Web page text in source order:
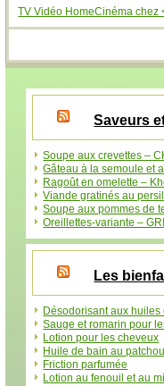
TV Vidéo HomeCinéma chez
Saveurs
Soupe aux crevettes –
Gâteau à la semoule et
Ragoût en omelette –
Viande gratinés au
Soupe aux pommes de
Oreillettes-variante –
Les
Désodorisant aux
Sauge et romarin pour
Lotion pour les cheveux
Huile de bain au
Friction parfumée
Lotion au fenouil et au